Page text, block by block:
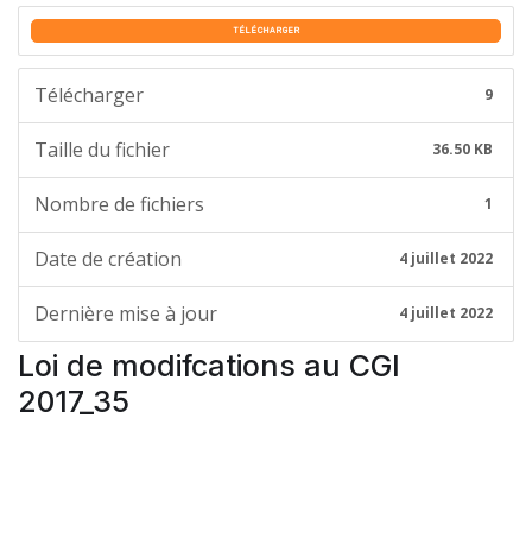
TÉLÉCHARGER
Télécharger 9
Taille du fichier 36.50 KB
Nombre de fichiers 1
Date de création 4 juillet 2022
Dernière mise à jour 4 juillet 2022
Loi de modifcations au CGI
2017_35